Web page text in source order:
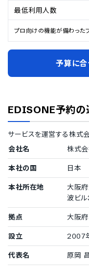
最低利用人数
プロ向けの機能が備わった
予算に合
EDISONE予約の
サービスを運営する株式
会社名
株式会
本社の国 日本
本社所在地
大阪
波ビ
拠点 大阪府
設立 2007
代表名 原岡